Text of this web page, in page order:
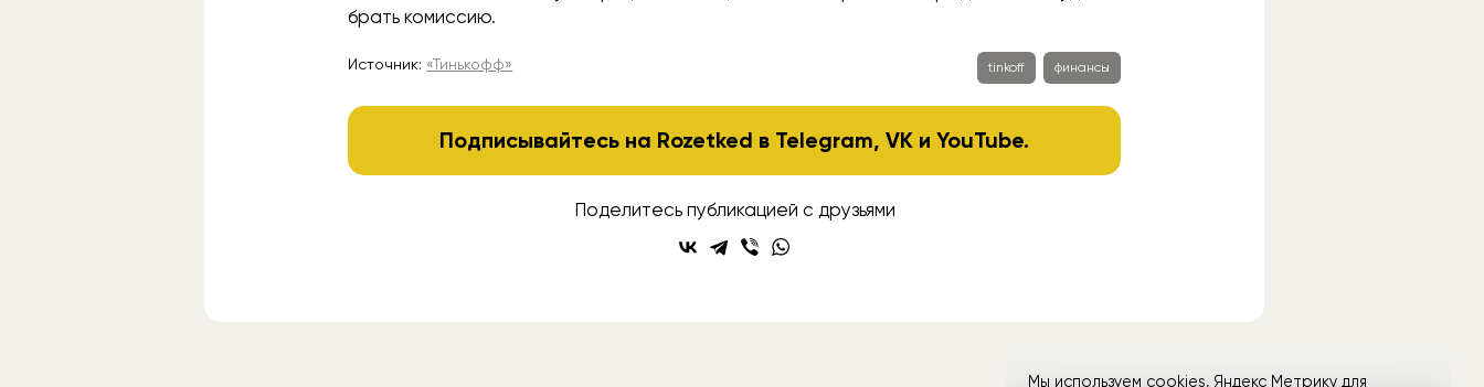
брать комиссию.
Источник: «Тинькофф» tinkoff финансы
Подписывайтесь на Rozetked в Telegram,VK иYouTube.
Поделитесь публикацией с друзьями
Мы используем cookies, Яндекс Метрику для